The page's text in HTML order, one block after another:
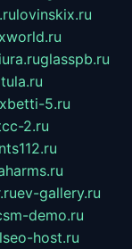
lovinskix.ru
glasspb.ru
5.ru
2.ru
ev-gallery.ru
demo.ru
host.ru